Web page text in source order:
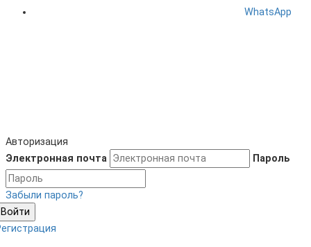
WhatsApp
Авторизация
Электронная почта
Пароль
Забыли пароль?
Войти